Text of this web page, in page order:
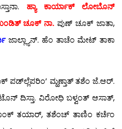
ಹ್ಯಾ ಕಾರ್ಯಾಕ್ ಲೋಬೊನ್
ಚೂಕ್ ನಾ. ಪುಣ್ ಚೂಕ್ ಜಾತಾ,
ಜಾಲ್ಲ್ಯಾನ್. ಹೆಂ ತಾಚೆಂ ಮೇಟ್ ತಾಕಾ
ಪಡ್‍ಲ್ಲೆಪರಿಂ’ ಮ್ಹಣ್ತಾತ್ ತಶೆಂ ಜೆ.ಆರ್.
ದಿಸ್ತಾ. ವಿರೋಧಿ ಬಳ್ವಂತ್ ಆಸಾತ್,
ತಯಾರ್, ತಶೆಂಚ್ ತಾಣಿಂ ಕರ್ಚೆಂ